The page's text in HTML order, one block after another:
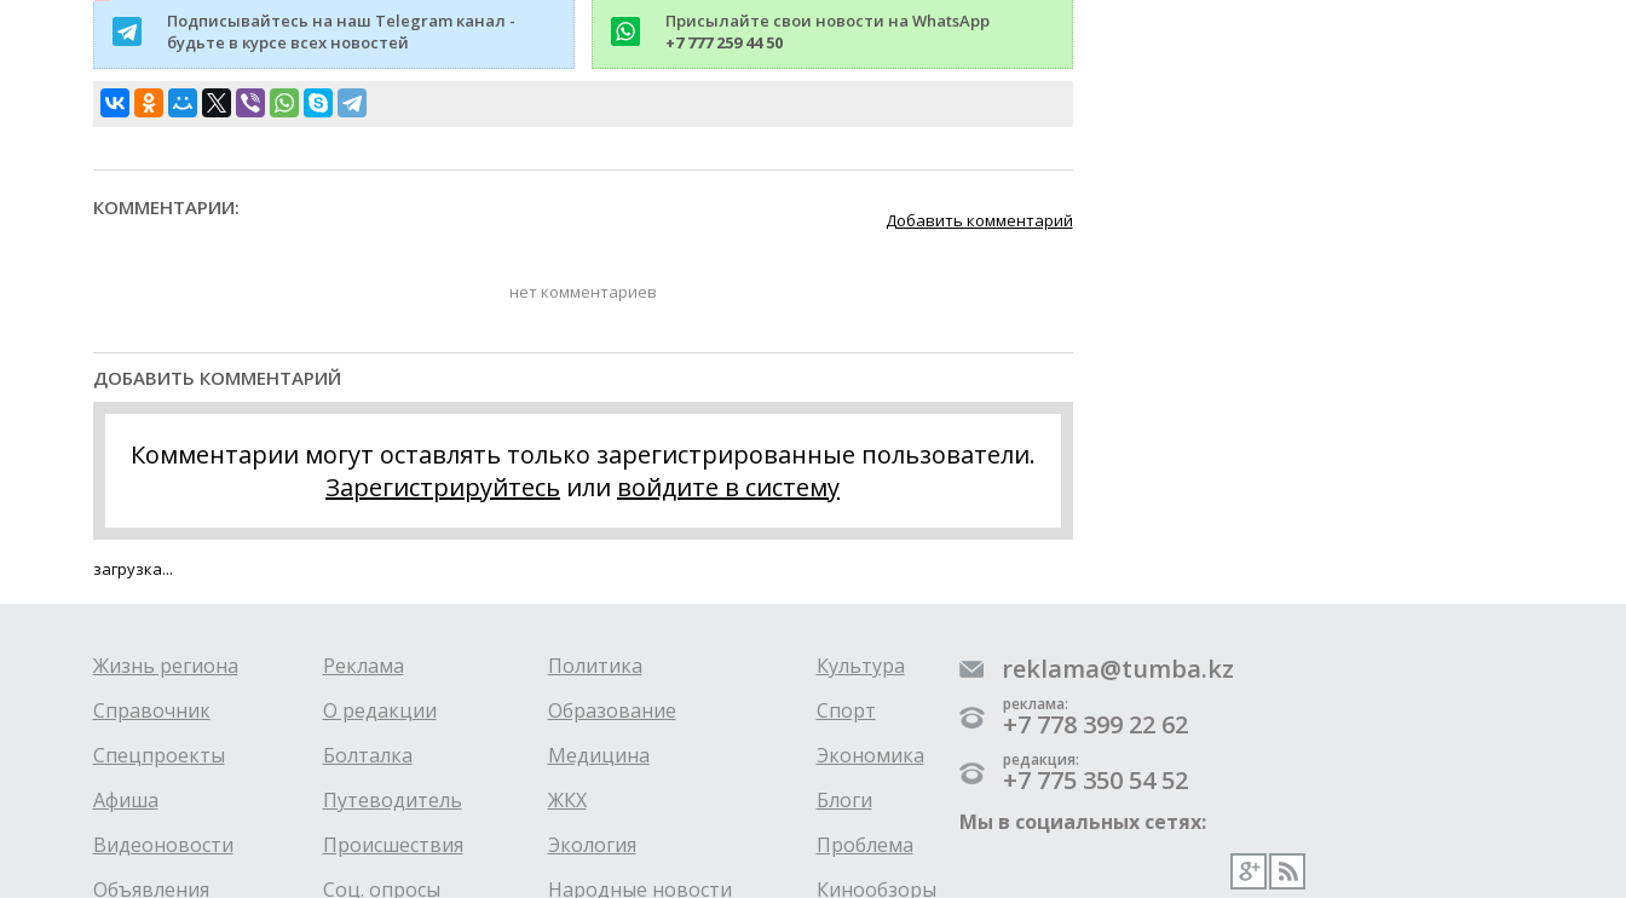
Подписывайтесь на наш Telegram канал -
будьте в курсе всех новостей
Присылайте свои новости на WhatsApp
+7 777 259 44 50
КОММЕНТАРИИ:
Добавить комментарий
нет комментариев
ДОБАВИТЬ КОММЕНТАРИЙ
Комментарии могут оставлять только зарегистрированные пользователи.
Зарегистрируйтесь или войдите в систему
загрузка...
Жизнь региона
Справочник
Спецпроекты
Афиша
Видеоновости
Объявления
Реклама
О редакции
Болталка
Путеводитель
Происшествия
Соц. опросы
Политика
Образование
Медицина
ЖКХ
Экология
Народные новости
Культура
Спорт
Экономика
Блоги
Проблема
Кинообзоры
reklama@tumba.kz
реклама:
+7 778 399 22 62
редакция:
+7 775 350 54 52
Мы в социальных сетях: